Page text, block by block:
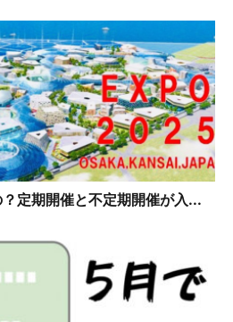
定期開催と不定期開催が入...